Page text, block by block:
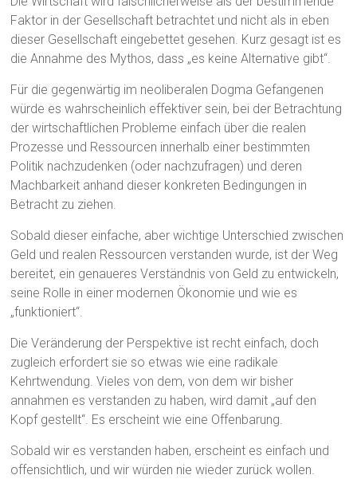
Faktor in der Gesellschaft betrachtet und nicht als in eben
dieser Gesellschaft eingebettet gesehen. Kurz gesagt ist es
die Annahme des Mythos, dass „es keine Alternative gibt“.
Für die gegenwärtig im neoliberalen Dogma Gefangenen
würde es wahrscheinlich effektiver sein, bei der Betrachtung
der wirtschaftlichen Probleme einfach über die realen
Prozesse und Ressourcen innerhalb einer bestimmten
Politik nachzudenken (oder nachzufragen) und deren
Machbarkeit anhand dieser konkreten Bedingungen in
Betracht zu ziehen.
Sobald dieser einfache, aber wichtige Unterschied zwischen
Geld und realen Ressourcen verstanden wurde, ist der Weg
bereitet, ein genaueres Verständnis von Geld zu entwickeln,
seine Rolle in einer modernen Ökonomie und wie es
„funktioniert“.
Die Veränderung der Perspektive ist recht einfach, doch
zugleich erfordert sie so etwas wie eine radikale
Kehrtwendung. Vieles von dem, von dem wir bisher
annahmen es verstanden zu haben, wird damit „auf den
Kopf gestellt“. Es erscheint wie eine Offenbarung.
Sobald wir es verstanden haben, erscheint es einfach und
offensichtlich, und wir würden nie wieder zurück wollen.